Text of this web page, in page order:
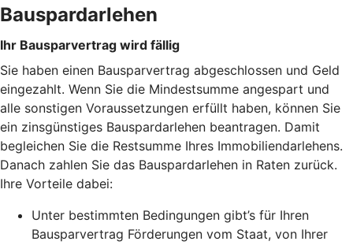
Bauspardarlehen
Ihr Bausparvertrag wird fällig
Sie haben einen Bausparvertrag abgeschlossen und Geld
eingezahlt. Wenn Sie die Mindestsumme angespart und
alle sonstigen Voraussetzungen erfüllt haben, können Sie
ein zinsgünstiges Bauspardarlehen beantragen. Damit
begleichen Sie die Restsumme Ihres Immobiliendarlehens.
Danach zahlen Sie das Bauspardarlehen in Raten zurück.
Ihre Vorteile dabei:
Unter bestimmten Bedingungen gibt’s für Ihren
Bausparvertrag Förderungen vom Staat, von Ihrer